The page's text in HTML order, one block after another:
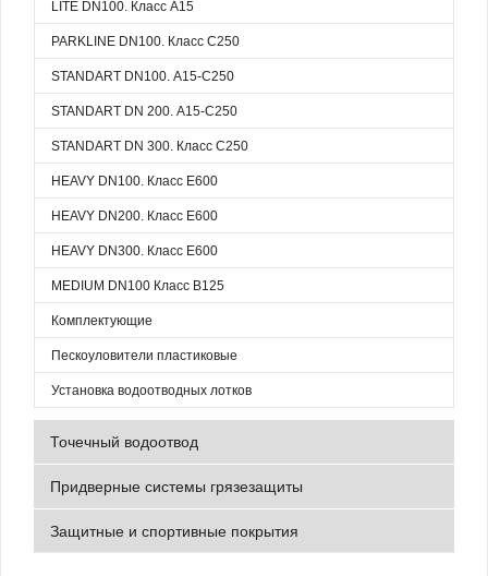
LITE DN100. Класс А15
PARKLINE DN100. Класс С250
STANDART DN100. А15-С250
STANDART DN 200. А15-C250
STANDART DN 300. Класс С250
HEAVY DN100. Класс Е600
HEAVY DN200. Класс Е600
HEAVY DN300. Класс Е600
MEDIUM DN100 Класс B125
Комплектующие
Пескоуловители пластиковые
Установка водоотводных лотков
Точечный водоотвод
Придверные системы грязезащиты
Защитные и спортивные покрытия